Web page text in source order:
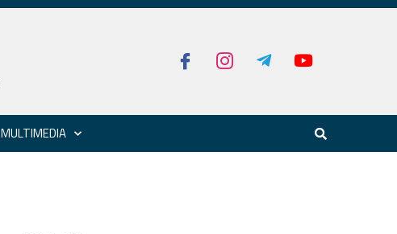
MULTIMEDIA